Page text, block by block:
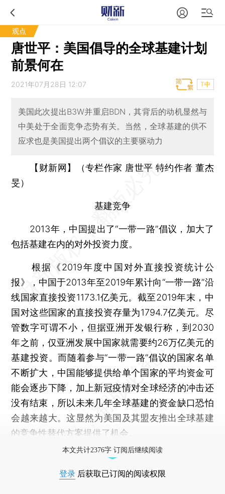
观点
唐世平：美国倡导的全球基建计划
前景何在
2021年07月28日 12:07 T中
美国此次提出B3W并重启BDN，其背后的动机显然与
中美处于全面竞争态势有关。当然，全球基建的供不
应求也是美国提出两个倡议的主要驱动力
【财新网】（专栏作家 唐世平 特约作者 董杰
旻）
基建竞争
2013年，中国提出了“一带一路”倡议，加大了
包括基建在内的对外投资力度。
根据《2019年度中国对外直接投资统计公
报》，中国于2013年至2019年累计向“一带一路”沿
线国家直接投资1173.1亿美元。截至2019年末，中
国对这些国家的直接投资存量为1794.7亿美元。尽
管数字可谓不小，但据亚洲开发银行称，到2030
年之前，仅亚洲发展中国家就需要约26万亿美元的
基建投资。而随着参与“一带一路”倡议的国家名单
不断扩大，中国能够提供给单个国家的平均资金可
能会逐步下降，加上新冠疫情对全球经济的冲击还
没有结束，所以未来几年全球基建的资金缺口恐怕
会越来越大。这显然为美国及其盟友推出全球基建
的竞争性替代方案提供了机会。
本文共计2376字 订阅后继续阅读
登录 后获取已订阅的阅读权限